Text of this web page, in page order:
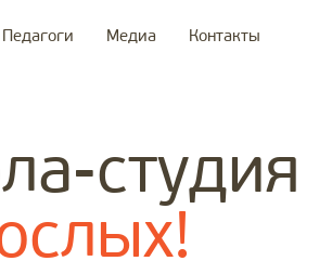
Педагоги Медиа Контакты
студия